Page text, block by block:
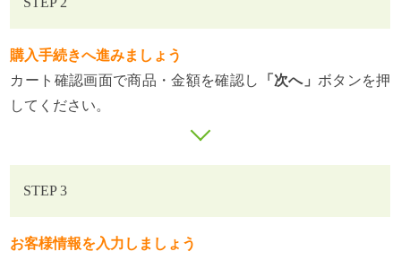
購入手続きへ進みましょう
カート確認画面で商品・金額を確認し
「次へ」 ボタンを押
してください。
STEP 3
お客様情報を入力しましょう